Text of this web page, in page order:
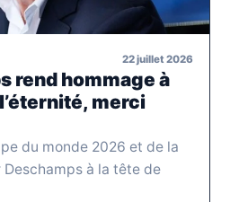
22 juillet 2026
rend hommage à
merci
du monde 2026 et de la
à la tête de